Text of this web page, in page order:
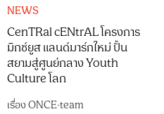
NEWS
CenTRal cENtrAL โครงการ
มิกซ์ยูส แลนด์มาร์กใหม่ ปั้น
สยามสู่ศูนย์กลาง Youth
Culture โลก
เรื่องONCE-team